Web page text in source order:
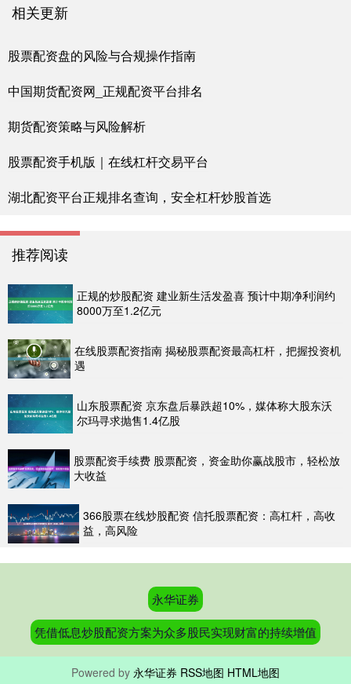
相关更新
股票配资盘的风险与合规操作指南
中国期货配资网_正规配资平台排名
期货配资策略与风险解析
股票配资手机版｜在线杠杆交易平台
湖北配资平台正规排名查询，安全杠杆炒股首选
推荐阅读
正规的炒股配资 建业新生活发盈喜 预计中期净利润约
8000万至1.2亿元
在线股票配资指南 揭秘股票配资最高杠杆，把握投资机
遇
山东股票配资 京东盘后暴跌超10%，媒体称大股东沃
尔玛寻求抛售1.4亿股
股票配资手续费 股票配资，资金助你赢战股市，轻松放
大收益
366股票在线炒股配资 信托股票配资：高杠杆，高收
益，高风险
永华证券
凭借低息炒股配资方案为众多股民实现财富的持续增值
Powered by 永华证券 RSS地图 HTML地图